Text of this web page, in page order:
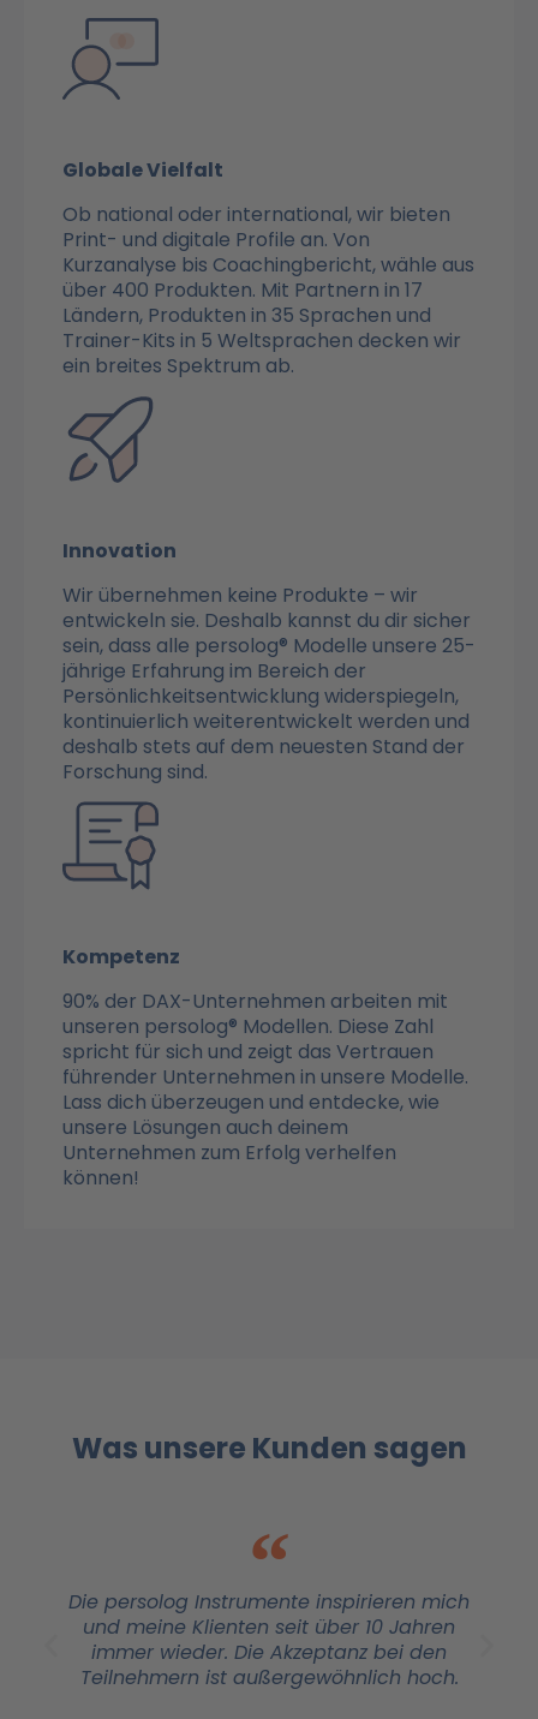
Globale Vielfalt
Ob national oder international, wir bieten
Print- und digitale Profile an. Von
Kurzanalyse bis Coachingbericht, wähle aus
über 400 Produkten. Mit Partnern in 17
Ländern, Produkten in 35 Sprachen und
Trainer-Kits in 5 Weltsprachen decken wir
ein breites Spektrum ab.
Innovation
Wir übernehmen keine Produkte – wir
entwickeln sie. Deshalb kannst du dir sicher
sein, dass alle persolog® Modelle unsere 25-
jährige Erfahrung im Bereich der
Persönlichkeitsentwicklung widerspiegeln,
kontinuierlich weiterentwickelt werden und
deshalb stets auf dem neuesten Stand der
Forschung sind.
Kompetenz
90% der DAX-Unternehmen arbeiten mit
unseren persolog® Modellen. Diese Zahl
spricht für sich und zeigt das Vertrauen
führender Unternehmen in unsere Modelle.
Lass dich überzeugen und entdecke, wie
unsere Lösungen auch deinem
Unternehmen zum Erfolg verhelfen
können!
Was unsere Kunden sagen
Die persolog Instrumente inspirieren mich
und meine Klienten seit über 10 Jahren
immer wieder. Die Akzeptanz bei den
Teilnehmern ist außergewöhnlich hoch.